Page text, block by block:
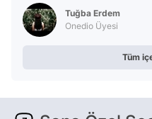
Tuğba Erdem
Onedio Üyesi
Tüm